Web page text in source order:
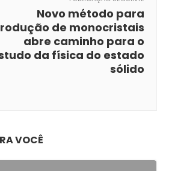
Novo método para
de monocristais
abre caminho para o
da física do estado
sólido
VOCÊ